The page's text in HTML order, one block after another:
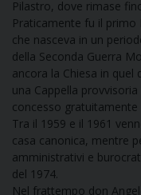
Pilastro, dove rimase
Praticamente fu il primo
che nasceva in un
della Seconda Guerra
ancora la Chiesa in quel
una Cappella
concesso gratuitamente
Tra il 1959 e il 1961
casa canonica, mentre
amministrativi e
del 1974.
Nel frattempo don